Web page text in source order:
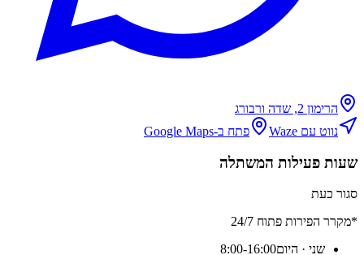
הרימון 2, שדה ורבורג
נווט עם Waze
פתח ב-Google Maps
שעות פעילות המשתלה
סגור כעת
*מקרר הפירות פתוח 24/7
שני · היום8:00-16:00